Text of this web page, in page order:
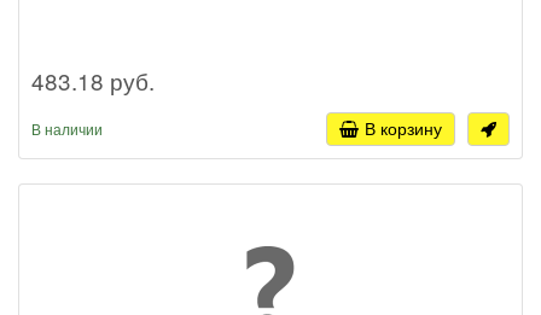
483.18 руб.
В наличии В корзину